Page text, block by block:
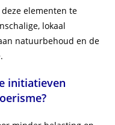
elementen te
lokaal
natuurbehoud en de
initiatieven